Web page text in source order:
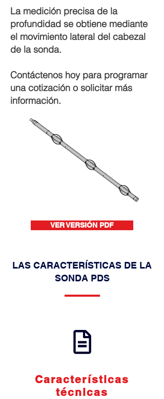
La medición precisa de la
profundidad se obtiene mediante
el movimiento lateral del cabezal
de la sonda.
Contáctenos hoy para programar
una cotización o solicitar más
información.
VER VERSIÓN PDF
LAS CARACTERÍSTICAS DE LA
SONDA PDS
Características
técnicas